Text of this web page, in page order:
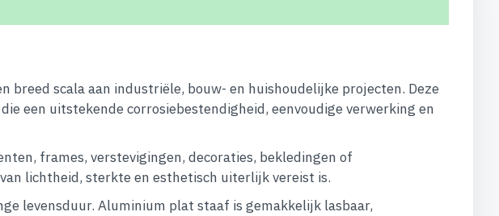
scala aan industriële, bouw- en huishoudelijke projecten. Deze
een uitstekende corrosiebestendigheid, eenvoudige verwerking en
frames, verstevigingen, decoraties, bekledingen of
lichtheid, sterkte en esthetisch uiterlijk vereist is.
levensduur. Aluminium plat staaf is gemakkelijk lasbaar,